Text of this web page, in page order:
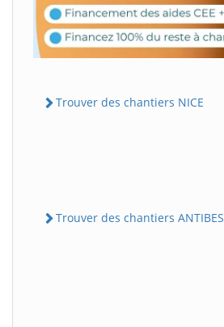
Trouver des chantiers NICE
Trouver des chantiers ANTIBES